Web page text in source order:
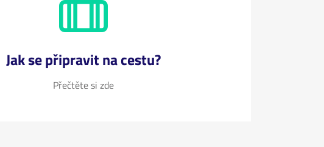
Jak se připravit na cestu?
Přečtěte si zde